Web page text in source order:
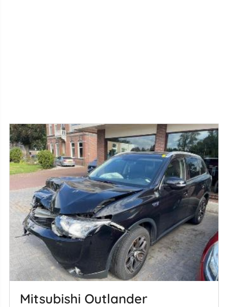
Mitsubishi Outlander